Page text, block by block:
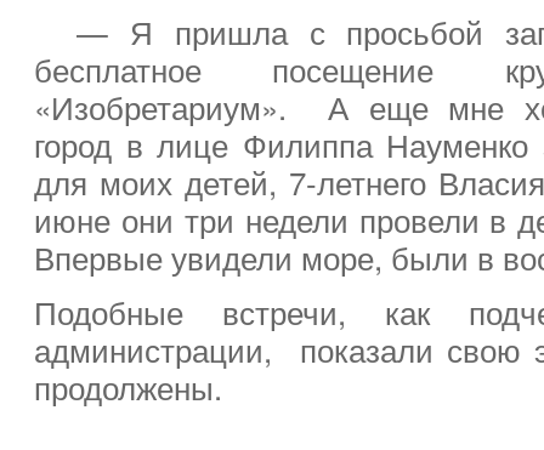
— Я пришла с просьбой
бесплатное посещение
«Изобретариум». А еще мне
город в лице Филиппа Науменко
для моих детей, 7-летнего
июне они три недели провели в
Впервые увидели море, были в
Подобные встречи, как
администрации, показали свою
продолжены.